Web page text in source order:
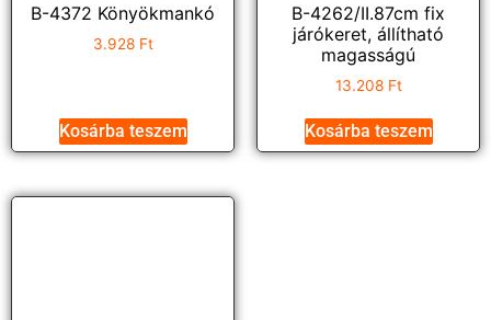
B-4372 Könyökmankó
3.928 Ft
Kosárba teszem
B-4262/II.87cm fix
járókeret, állítható
magasságú
13.208 Ft
Kosárba teszem